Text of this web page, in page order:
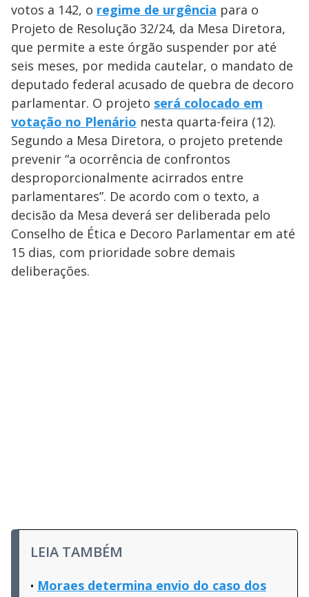
votos a 142, o regime de urgência para o
Projeto de Resolução 32/24, da Mesa Diretora,
que permite a este órgão suspender por até
seis meses, por medida cautelar, o mandato de
deputado federal acusado de quebra de decoro
parlamentar. O projeto será colocado em
votação no Plenário nesta quarta-feira (12).
Segundo a Mesa Diretora, o projeto pretende
prevenir “a ocorrência de confrontos
desproporcionalmente acirrados entre
parlamentares”. De acordo com o texto, a
decisão da Mesa deverá ser deliberada pelo
Conselho de Ética e Decoro Parlamentar em até
15 dias, com prioridade sobre demais
deliberações.
LEIA TAMBÉM
Moraes determina envio do caso dos